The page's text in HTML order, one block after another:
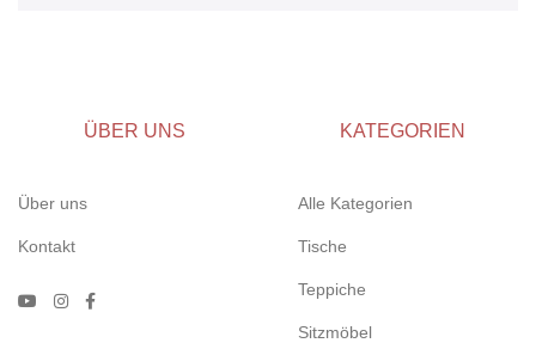
ÜBER UNS
Über uns
Kontakt
KATEGORIEN
Alle Kategorien
Tische
Teppiche
Sitzmöbel